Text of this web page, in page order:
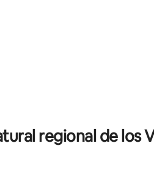
regional de los